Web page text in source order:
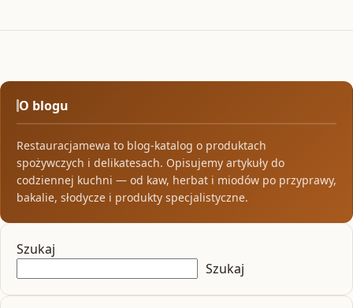
O blogu
Restauracjamewa to blog-katalog o produktach
spożywczych i delikatesach. Opisujemy artykuły do
codziennej kuchni — od kaw, herbat i miodów po przyprawy,
bakalie, słodycze i produkty specjalistyczne.
Szukaj
Szukaj